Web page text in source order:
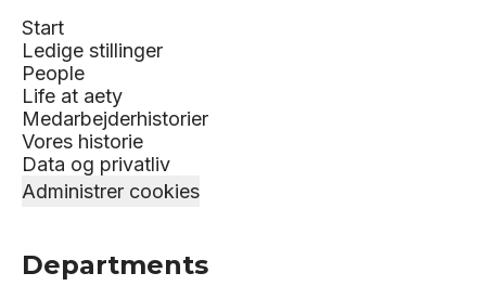
Start
Ledige stillinger
People
Life at aety
Medarbejderhistorier
Vores historie
Data og privatliv
Administrer cookies
Departments